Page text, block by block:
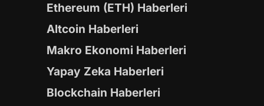
Ethereum (ETH) Haberleri
Altcoin Haberleri
Makro Ekonomi Haberleri
Yapay Zeka Haberleri
Blockchain Haberleri